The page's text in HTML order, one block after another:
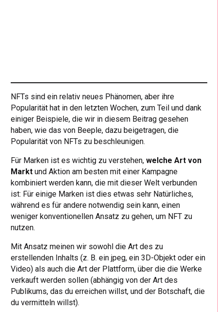
NFTs sind ein relativ neues Phänomen, aber ihre
Popularität hat in den letzten Wochen, zum Teil und dank
einiger Beispiele, die wir in diesem Beitrag gesehen
haben, wie das von Beeple, dazu beigetragen, die
Popularität von NFTs zu beschleunigen.
Für Marken ist es wichtig zu verstehen,welche Art von
Marktund Aktion am besten mit einer Kampagne
kombiniert werden kann, die mit dieser Welt verbunden
ist: Für einige Marken ist dies etwas sehr Natürliches,
während es für andere notwendig sein kann, einen
weniger konventionellen Ansatz zu gehen, um NFT zu
nutzen.
Mit Ansatz meinen wir sowohl die Art des zu
erstellenden Inhalts (z. B. ein jpeg, ein 3D-Objekt oder ein
Video) als auch die Art der Plattform, über die die Werke
verkauft werden sollen (abhängig von der Art des
Publikums, das du erreichen willst, und der Botschaft, die
du vermitteln willst).